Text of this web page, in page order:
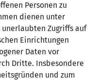
Personen zu
dienen unter
Zugriffs auf
Einrichtungen
Daten vor
Dritte. Insbesondere
und zum